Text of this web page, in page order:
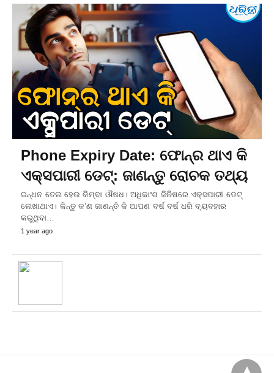
Phone Expiry Date: ଫୋନ୍‌ର ଥାଏ କି
ଏକ୍ସପାରୀ ଡେଟ୍‌: ଜାଣନ୍ତୁ ରୋଚକ ତଥ୍ୟ
ରନ୍ଧନ ତେଲ ହେଉ କିମ୍ବା ଔଷଧ। ଅଧିକାଂଶ ଜିନିଷରେ ଏକ୍ସପାରୀ ଡେଟ୍‌
ଲେଖାଥାଏ। କିନ୍ତୁ କ’ଣ ଜାଣନ୍ତି କି ଆପଣ ବର୍ଷ ବର୍ଷ ଧରି ବ୍ୟବହାର
କରୁଥିବା…
1 year ago